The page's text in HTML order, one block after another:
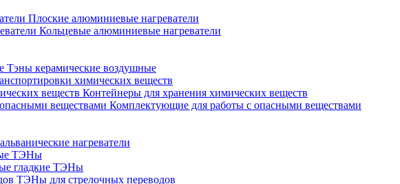
Плоские алюминиевые нагреватели
Кольцевые алюминиевые нагреватели
Тэны керамические воздушные
химических веществ
Контейнеры для хранения химических веществ
Комплектующие для работы с опасными веществами
нагреватели
ТЭНы
гладкие ТЭНы
ТЭНы для стрелочных переводов